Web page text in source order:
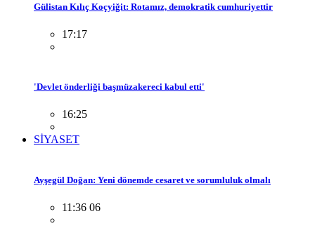
Gülistan Kılıç Koçyiğit: Rotamız, demokratik cumhuriyettir
17:17
'Devlet önderliği başmüzakereci kabul etti'
16:25
SİYASET
Ayşegül Doğan: Yeni dönemde cesaret ve sorumluluk olmalı
11:36 06